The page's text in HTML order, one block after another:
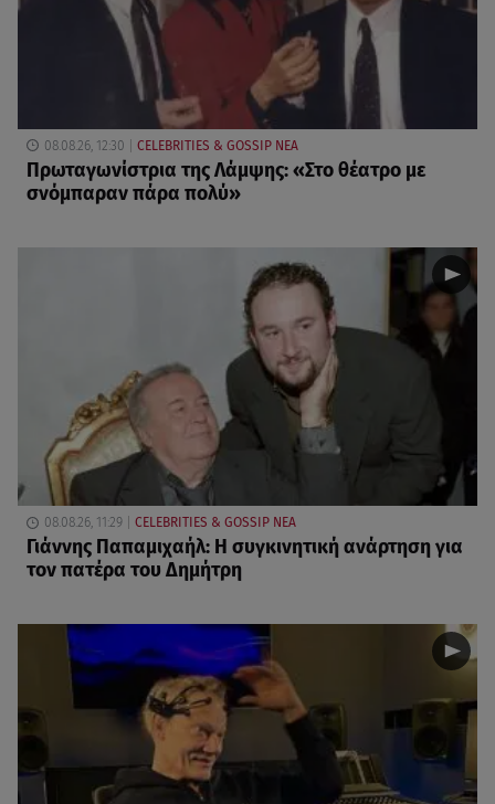
08.08.26, 12:30 CELEBRITIES & GOSSIP ΝΕΑ
Πρωταγωνίστρια της Λάμψης: «Στο θέατρο με
σνόμπαραν πάρα πολύ»
08.08.26, 11:29 CELEBRITIES & GOSSIP ΝΕΑ
Γιάννης Παπαμιχαήλ: Η συγκινητική ανάρτηση για
τον πατέρα του Δημήτρη